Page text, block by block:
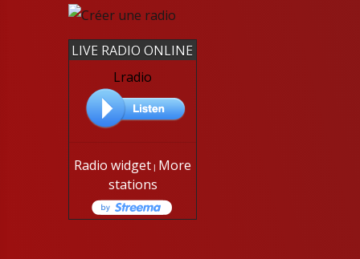
LIVE RADIO ONLINE
Lradio
Radio widget | More
stations